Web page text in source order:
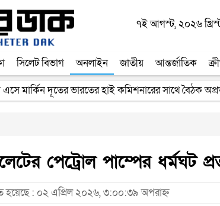
৭ই আগস্ট, ২০২৬
সিলেট বিভাগ অনলাইন জাতীয় আন্তর্জাতিক
এসে মার্কিন দূতের ভারতের হাই কমিশনারের সাথে বৈঠক
পেট্রোল পাম্পের ধর্মঘট
হয়েছে : ০২ এপ্রিল ২০২৬, ৩:০০:৩৯ অপরাহ্ন